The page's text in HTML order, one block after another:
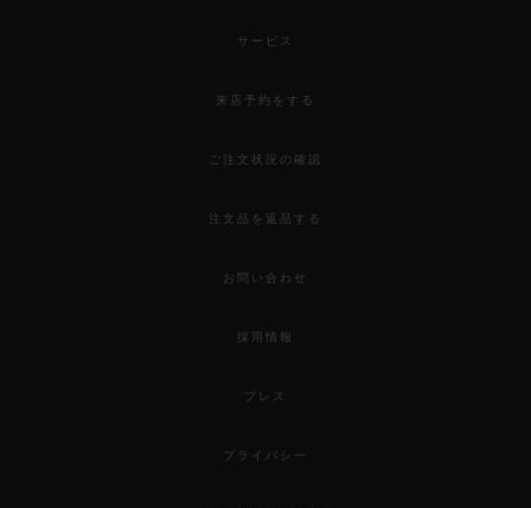
サービス
来店予約をする
ご注文状況の確認
注文品を返品する
お問い合わせ
採用情報
プレス
プライバシー